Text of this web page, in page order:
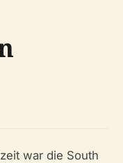
war die South